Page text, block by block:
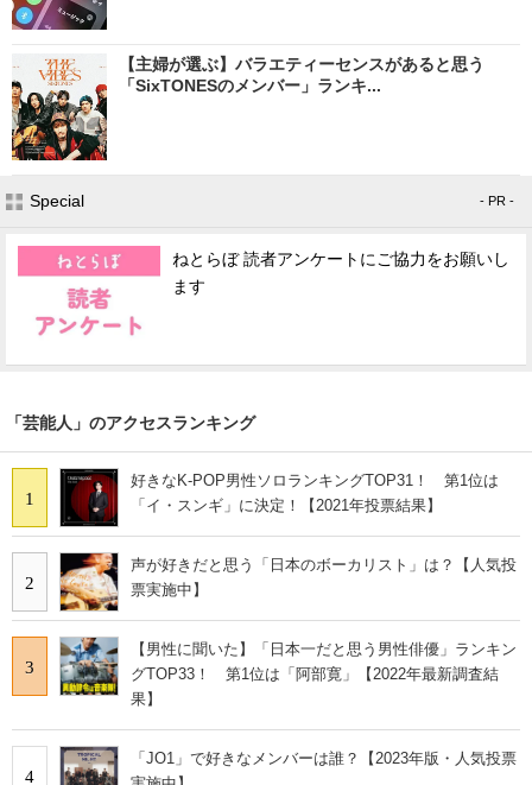
【主婦が選ぶ】バラエティーセンスがあると思う
「SixTONESのメンバー」ランキ...
Special - PR -
ねとらぼ 読者アンケートにご協力をお願いし
ます
「芸能人」のアクセスランキング
1
好きなK-POP男性ソロランキングTOP31！ 第1位は
「イ・スンギ」に決定！【2021年投票結果】
2
声が好きだと思う「日本のボーカリスト」は？【人気投
票実施中】
3
【男性に聞いた】「日本一だと思う男性俳優」ランキン
グTOP33！ 第1位は「阿部寛」【2022年最新調査結
果】
4
「JO1」で好きなメンバーは誰？【2023年版・人気投票